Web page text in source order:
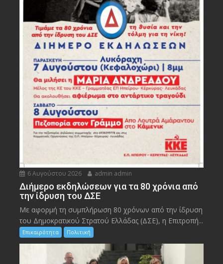
6 Αυγούστου 2026 admin admin
Διήμερο εκδηλώσεων για τα 80 χρόνια από
την ίδρυση του ΔΣΕ
Με αφορμή τη συμπλήρωση 80 χρόνων από την ίδρυση
του Δημοκρατικού Στρατού Ελλάδας (ΔΣΕ), η Επιτροπή...
Επικαιρότητα Πολιτική